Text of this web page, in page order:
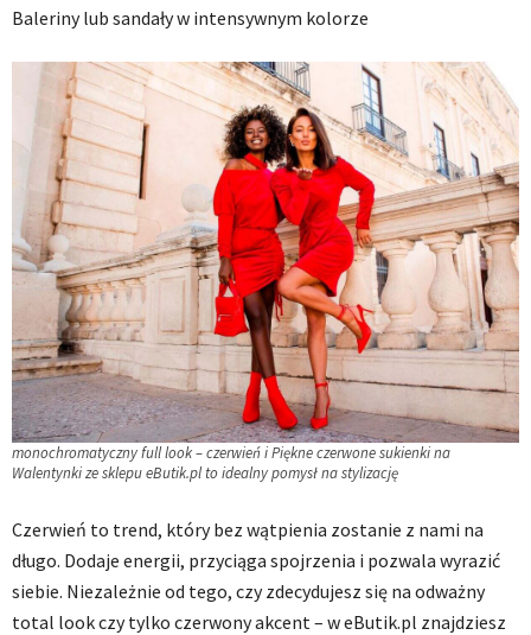
Baleriny lub sandały w intensywnym kolorze
monochromatyczny full look – czerwień i Piękne czerwone sukienki na
Walentynki ze sklepu eButik.pl to idealny pomysł na stylizację
Czerwień to trend, który bez wątpienia zostanie z nami na
długo. Dodaje energii, przyciąga spojrzenia i pozwala wyrazić
siebie. Niezależnie od tego, czy zdecydujesz się na odważny
total look czy tylko czerwony akcent – w eButik.pl znajdziesz